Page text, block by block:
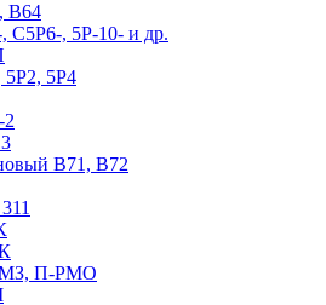
В64
С5Р6-, 5Р-10- и др.
5Р2, 5Р4
2
В71, В72
П-РМО